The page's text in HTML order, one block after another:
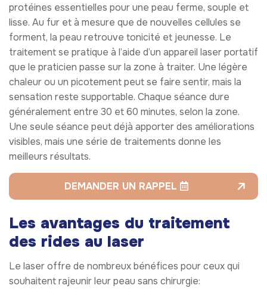
protéines essentielles pour une peau ferme, souple et
lisse. Au fur et à mesure que de nouvelles cellules se
forment, la peau retrouve tonicité et jeunesse. Le
traitement se pratique à l’aide d’un appareil laser portatif
que le praticien passe sur la zone à traiter. Une légère
chaleur ou un picotement peut se faire sentir, mais la
sensation reste supportable. Chaque séance dure
généralement entre 30 et 60 minutes, selon la zone.
Une seule séance peut déjà apporter des améliorations
visibles, mais une série de traitements donne les
meilleurs résultats.
DEMANDER UN RAPPEL
Les avantages du traitement
des rides au laser
Le laser offre de nombreux bénéfices pour ceux qui
souhaitent rajeunir leur peau sans chirurgie: